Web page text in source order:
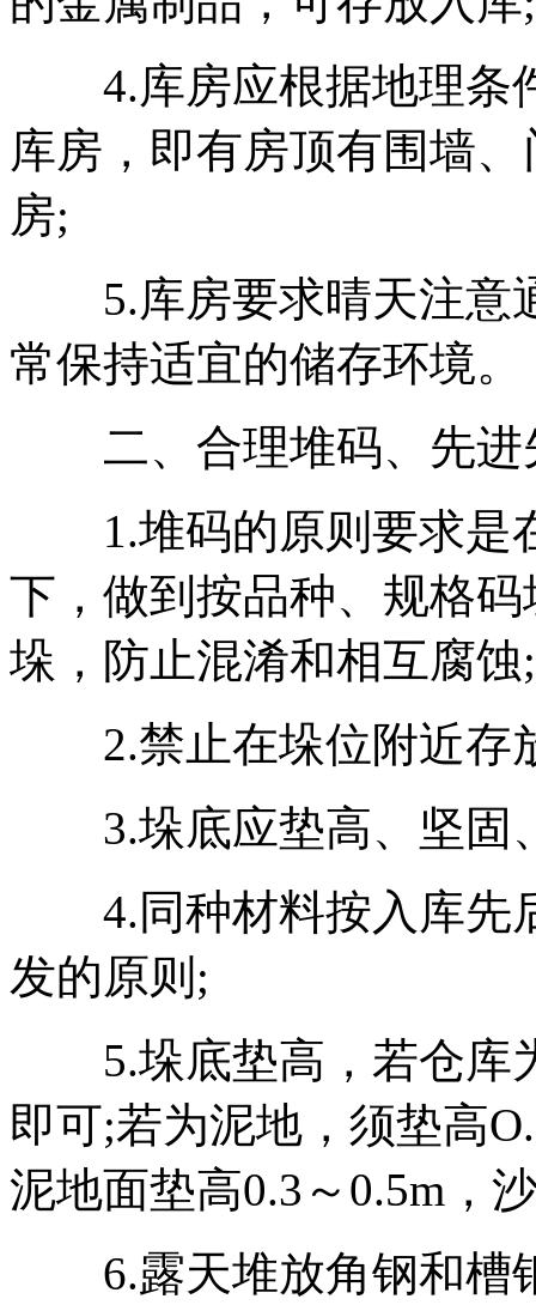
4.库房应根据地理条
库房，即有房顶有围墙
房;
5.库房要求晴天注意
常保持适宜的储存环境。
二、合理堆码、先进
1.堆码的原则要求是
下，做到按品种、规格
垛，防止混淆和相互腐蚀;
2.禁止在垛位附近存
3.垛底应垫高、坚固
4.同种材料按入库先
发的原则;
5.垛底垫高，若仓库
即可;若为泥地，须垫高
泥地面垫高0.3～0.5m，
6.露天堆放角钢和槽